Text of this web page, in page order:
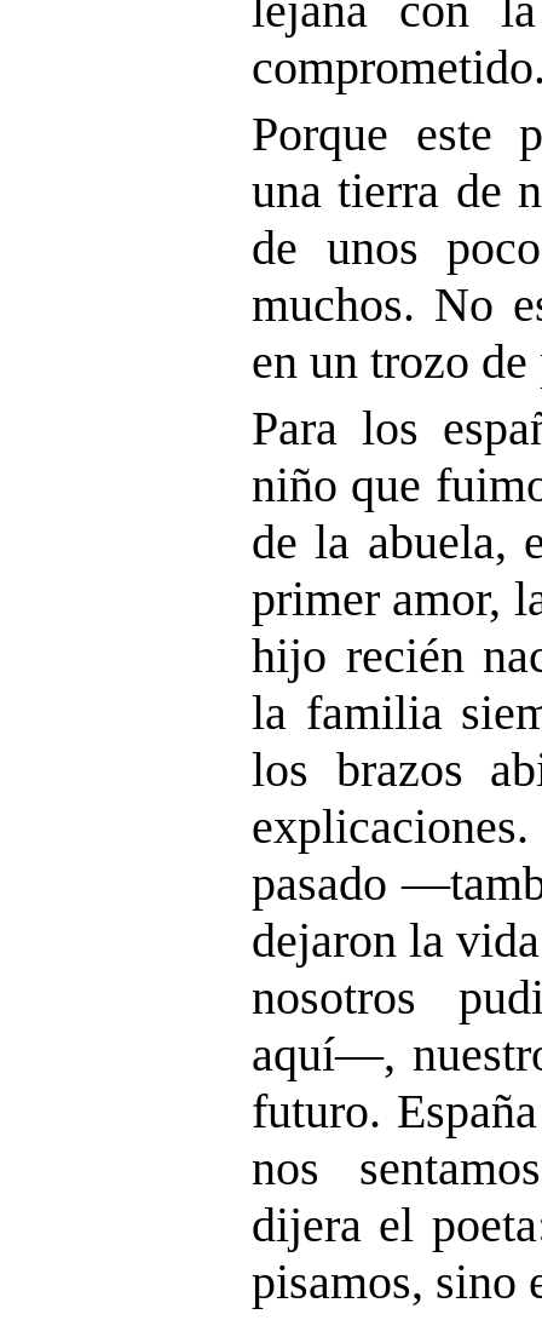
Porque este
una tierra de
de unos
muchos. No
en un trozo de
Para los
niño que
de la abuela,
primer amor,
hijo recién
la familia
los brazos
pasado
dejaron la
nosotros
aquí—,
futuro.
nos
dijera el
pisamos, sino